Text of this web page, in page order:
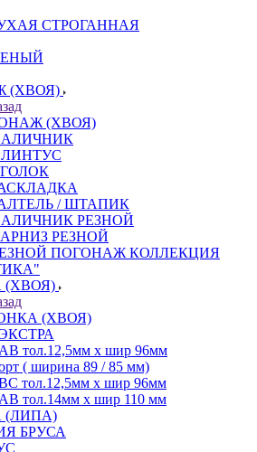
СТРОГАННАЯ
(ХВОЯ)
(ХВОЯ)
/ ШТАПИК
РЕЗНОЙ
РЕЗНОЙ
ПОГОНАЖ КОЛЛЕКЦИЯ
(ХВОЯ)
(ХВОЯ)
ЭКСТРА
тол.12,5мм х шир 96мм
( ширина 89 / 85 мм)
тол.12,5мм х шир 96мм
тол.14мм х шир 110 мм
(ЛИПА)
БРУСА